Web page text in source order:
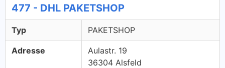
477 - DHL PAKETSHOP
Typ PAKETSHOP
Adresse
Aulastr. 19
36304 Alsfeld